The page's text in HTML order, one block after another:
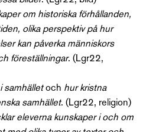
om historiska förhållanden,
olika perspektiv på hur
kan påverka människors
föreställningar. (Lgr22,
samhälletoch hur kristna
samhället. (Lgr22, religion)
eleverna kunskaper i och om